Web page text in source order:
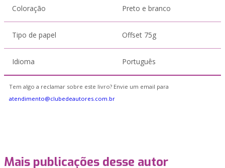
Coloração Preto e branco
Tipo de papel Offset 75g
Idioma Português
Tem algo a reclamar sobre este livro? Envie um email para
atendimento@clubedeautores.com.br
Mais publicações desse autor